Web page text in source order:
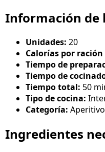
Información de
Unidades: 20
Calorías por ración
Tiempo de
Tiempo de
Tiempo total: 50
Tipo de cocina:
Categoría:
Ingredientes